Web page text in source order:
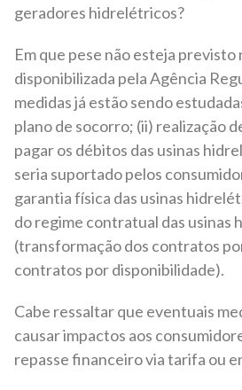
geradores hidrelétricos?
Em que pese não esteja
disponibilizada pela Agência
medidas já estão sendo
plano de socorro; (ii) realização
pagar os débitos das usinas
seria suportado pelos
garantia física das usinas
do regime contratual das usinas
(transformação dos contratos
contratos por disponibilidade).
Cabe ressaltar que eventuais
causar impactos aos
repasse financeiro via tarifa ou